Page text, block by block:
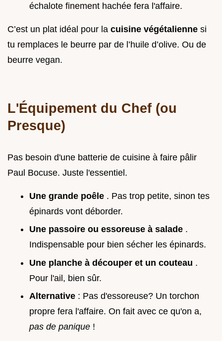
échalote finement hachée fera l'affaire.
C’est un plat idéal pour la cuisine végétalienne si
tu remplaces le beurre par de l’huile d’olive. Ou de
beurre vegan.
L'Équipement du Chef (ou
Presque)
Pas besoin d'une batterie de cuisine à faire pâlir
Paul Bocuse. Juste l'essentiel.
Une grande poêle . Pas trop petite, sinon tes
épinards vont déborder.
Une passoire ou essoreuse à salade .
Indispensable pour bien sécher les épinards.
Une planche à découper et un couteau .
Pour l'ail, bien sûr.
Alternative : Pas d'essoreuse? Un torchon
propre fera l'affaire. On fait avec ce qu'on a,
pas de panique !